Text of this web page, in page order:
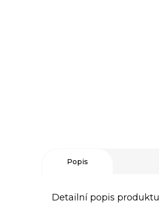
Popis
Detailní popis produktu